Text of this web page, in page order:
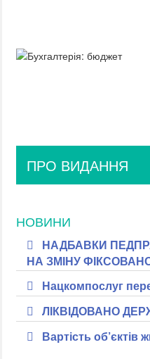
ПРО ВИДАННЯ
НОВИНИ
НАДБАВКИ
НА ЗМІНУ
Нацкомпослуг
ЛІКВІДОВАНО
Вартість